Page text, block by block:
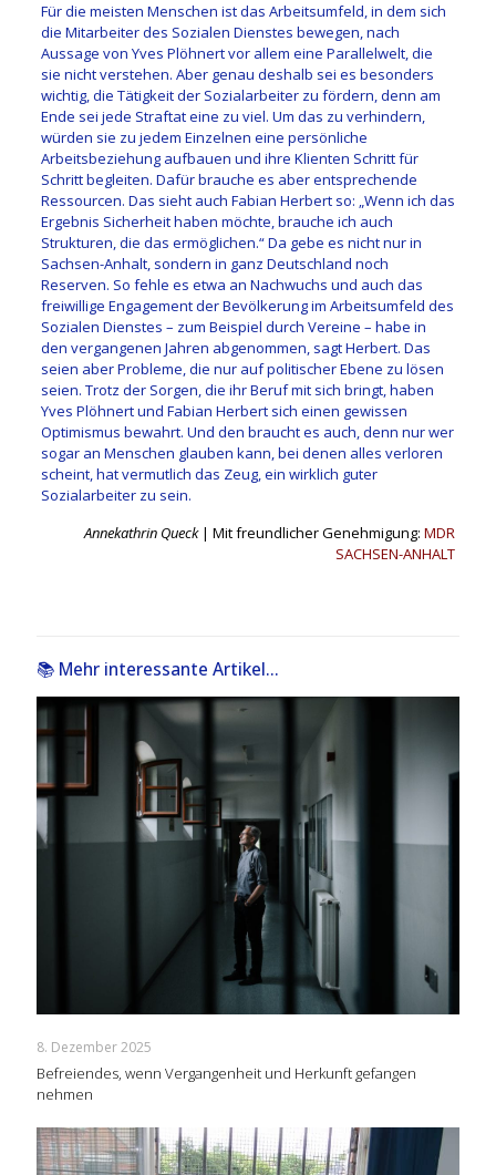
Für die meisten Menschen ist das Arbeitsumfeld, in dem sich
die Mitarbeiter des Sozialen Dienstes bewegen, nach
Aussage von Yves Plöhnert vor allem eine Parallelwelt, die
sie nicht verstehen. Aber genau deshalb sei es besonders
wichtig, die Tätigkeit der Sozialarbeiter zu fördern, denn am
Ende sei jede Straftat eine zu viel. Um das zu verhindern,
würden sie zu jedem Einzelnen eine persönliche
Arbeitsbeziehung aufbauen und ihre Klienten Schritt für
Schritt begleiten. Dafür brauche es aber entsprechende
Ressourcen. Das sieht auch Fabian Herbert so: „Wenn ich das
Ergebnis Sicherheit haben möchte, brauche ich auch
Strukturen, die das ermöglichen.“ Da gebe es nicht nur in
Sachsen-Anhalt, sondern in ganz Deutschland noch
Reserven. So fehle es etwa an Nachwuchs und auch das
freiwillige Engagement der Bevölkerung im Arbeitsumfeld des
Sozialen Dienstes – zum Beispiel durch Vereine – habe in
den vergangenen Jahren abgenommen, sagt Herbert. Das
seien aber Probleme, die nur auf politischer Ebene zu lösen
seien. Trotz der Sorgen, die ihr Beruf mit sich bringt, haben
Yves Plöhnert und Fabian Herbert sich einen gewissen
Optimismus bewahrt. Und den braucht es auch, denn nur wer
sogar an Menschen glauben kann, bei denen alles verloren
scheint, hat vermutlich das Zeug, ein wirklich guter
Sozialarbeiter zu sein.
Annekathrin Queck | Mit freundlicher Genehmigung: MDR
SACHSEN-ANHALT
📚 Mehr interessante Artikel...
8. Dezember 2025
Befreiendes, wenn Vergangenheit und Herkunft gefangen
nehmen